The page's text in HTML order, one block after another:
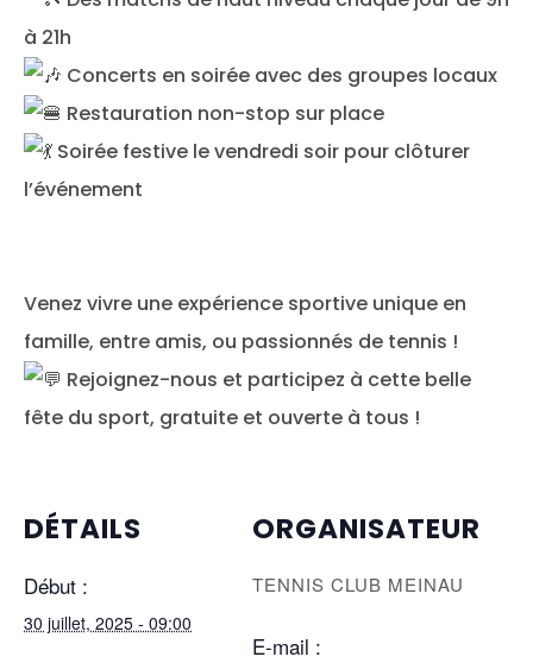
à 21h
Concerts en soirée avec des groupes locaux
Restauration non-stop sur place
Soirée festive le vendredi soir pour clôturer
l’événement
Venez vivre une expérience sportive unique en
famille, entre amis, ou passionnés de tennis !
Rejoignez-nous et participez à cette belle
fête du sport, gratuite et ouverte à tous !
DÉTAILS
Début :
30 juillet, 2025 - 09:00
ORGANISATEUR
TENNIS CLUB MEINAU
E-mail :